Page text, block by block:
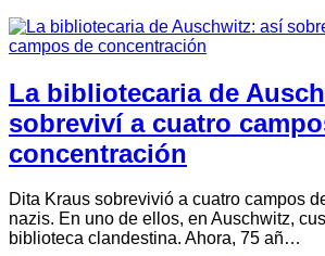
La bibliotecaria de
sobreviví a cuatro
concentración
Dita Kraus sobrevivió a cuatro campos
nazis. En uno de ellos, en Auschwitz,
biblioteca clandestina. Ahora, 75 añ…